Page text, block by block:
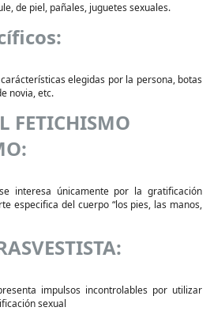
de piel, pañales, juguetes sexuales.
elegidas por la persona, botas
novia, etc.
FETICHISMO
interesa únicamente por la gratificación
especifica del cuerpo “los pies, las manos,
impulsos incontrolables por utilizar
sexual